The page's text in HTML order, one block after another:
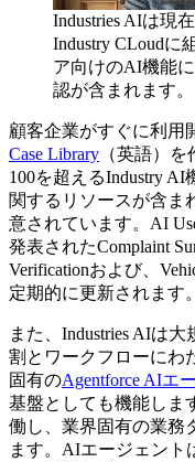
Industries AIは現
Industry CLoudに
ア向けのAI機能
認が含まれます。
顧客企業がすぐに利用
Case Library （英語）
100を超えるIndustry AI
関するリソースが含ま
意されています。AI
発表されたComplaint
Verificationおよび、
定期的に更新されます。
また、Industries AIは
割とワークフローにわ
固有のAgentforce AIエ
基盤としても機能しま
働し、業界固有の業務
ます。AIエージェント